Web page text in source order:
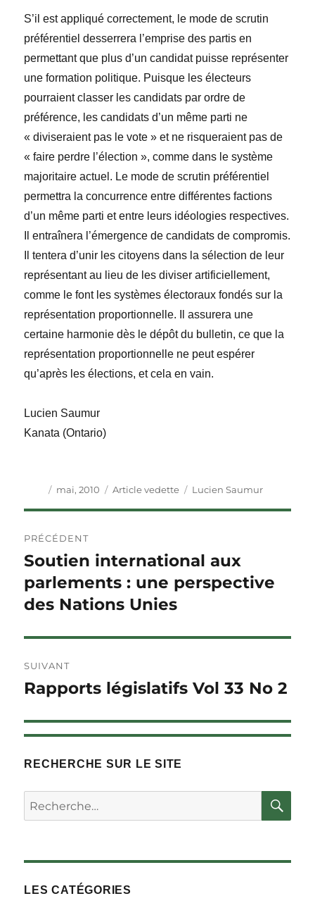
S’il est appliqué correctement, le mode de scrutin
préférentiel desserrera l’emprise des partis en
permettant que plus d’un candidat puisse représenter
une formation politique. Puisque les électeurs
pourraient classer les candidats par ordre de
préférence, les candidats d’un même parti ne
« diviseraient pas le vote » et ne risqueraient pas de
« faire perdre l’élection », comme dans le système
majoritaire actuel. Le mode de scrutin préférentiel
permettra la concurrence entre différentes factions
d’un même parti et entre leurs idéologies respectives.
Il entraînera l’émergence de candidats de compromis.
Il tentera d’unir les citoyens dans la sélection de leur
représentant au lieu de les diviser artificiellement,
comme le font les systèmes électoraux fondés sur la
représentation proportionnelle. Il assurera une
certaine harmonie dès le dépôt du bulletin, ce que la
représentation proportionnelle ne peut espérer
qu’après les élections, et cela en vain.
Lucien Saumur
Kanata (Ontario)
Auteur
Publié
mai, 2010 Catégories
Article vedette Étiquettes
Lucien Saumur
de
l'article
PRÉCÉDENT
Article
précédent :
Soutien international aux
parlements : une perspective
des Nations Unies
SUIVANT
Article
Rapports législatifs Vol 33 No 2
RECHERCHE SUR LE SITE
Rechercher :
LES CATÉGORIES